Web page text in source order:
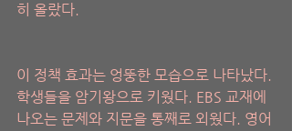
히 올랐다.
이 정책 효과는 엉뚱한 모습으로 나타났다.
학생들을 암기왕으로 키웠다. EBS 교재에
나오는 문제와 지문을 통째로 외웠다. 영어